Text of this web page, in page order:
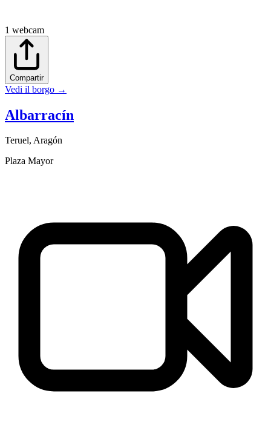
1 webcam
Compartir
Vedi il borgo →
Albarracín
Teruel, Aragón
Plaza Mayor